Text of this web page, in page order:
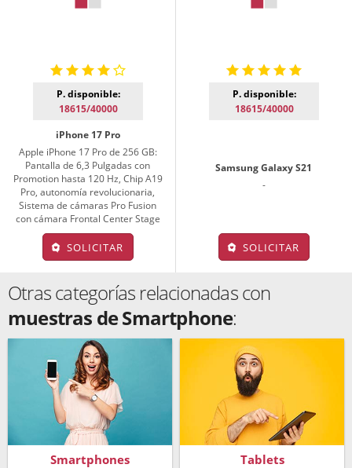
P. disponible:
18615/40000
iPhone 17 Pro
Apple iPhone 17 Pro de 256 GB:
Pantalla de 6,3 Pulgadas con
Promotion hasta 120 Hz, Chip A19
Pro, autonomía revolucionaria,
Sistema de cámaras Pro Fusion
con cámara Frontal Center Stage
SOLICITAR
P. disponible:
18615/40000
Samsung Galaxy S21
-
SOLICITAR
Otras categorías relacionadas con
muestras de Smartphone:
Smartphones Tablets